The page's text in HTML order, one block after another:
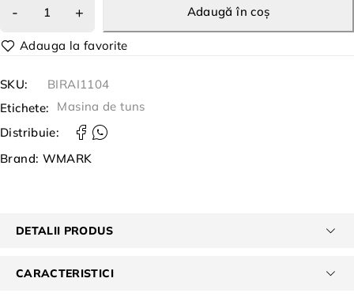
Adaugă în coș
SKU:
BIRAI1104
Etichete:
Masina de tuns
Distribuie:
Brand: WMARK
DETALII PRODUS
CARACTERISTICI